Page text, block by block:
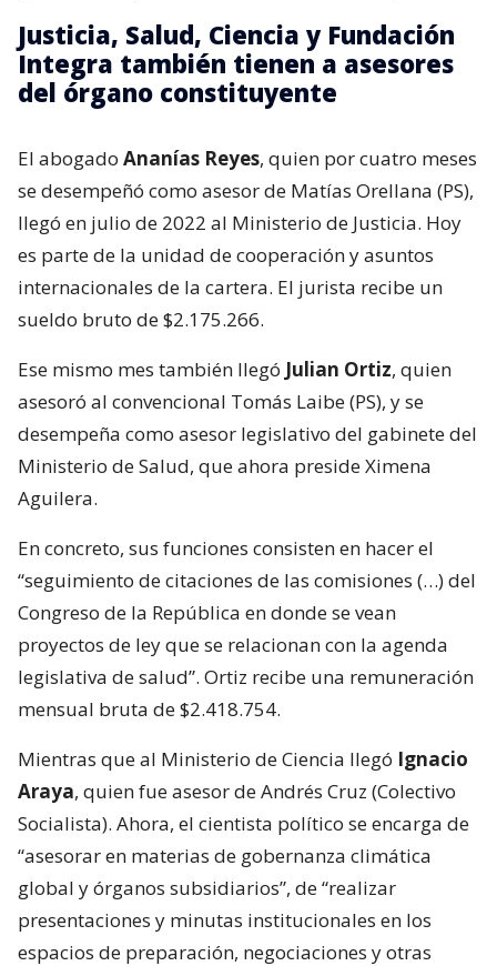
Justicia, Salud, Ciencia y Fundación
Integra también tienen a asesores
del órgano constituyente
El abogado Ananías Reyes, quien por cuatro meses
se desempeñó como asesor de Matías Orellana (PS),
llegó en julio de 2022 al Ministerio de Justicia. Hoy
es parte de la unidad de cooperación y asuntos
internacionales de la cartera. El jurista recibe un
sueldo bruto de $2.175.266.
Ese mismo mes también llegó Julian Ortiz, quien
asesoró al convencional Tomás Laibe (PS), y se
desempeña como asesor legislativo del gabinete del
Ministerio de Salud, que ahora preside Ximena
Aguilera.
En concreto, sus funciones consisten en hacer el
“seguimiento de citaciones de las comisiones (…) del
Congreso de la República en donde se vean
proyectos de ley que se relacionan con la agenda
legislativa de salud”. Ortiz recibe una remuneración
mensual bruta de $2.418.754.
Mientras que al Ministerio de Ciencia llegó Ignacio
Araya, quien fue asesor de Andrés Cruz (Colectivo
Socialista). Ahora, el cientista político se encarga de
“asesorar en materias de gobernanza climática
global y órganos subsidiarios”, de “realizar
presentaciones y minutas institucionales en los
espacios de preparación, negociaciones y otras